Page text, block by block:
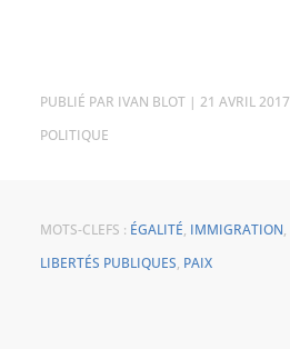
PAR IVAN BLOT | 21 AVRIL 2017
POLITIQUE
MOTS-CLEFS : ÉGALITÉ, IMMIGRATION,
LIBERTÉS PUBLIQUES, PAIX